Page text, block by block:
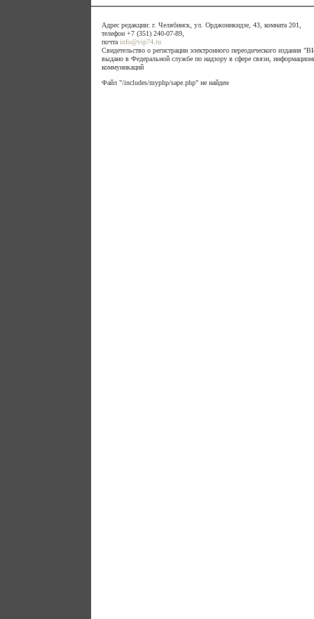
Адрес редакции: г. Челябинск, ул. Орджоникидзе, 43, комната 201,
телефон +7 (351) 240-07-89,
почта info@vip74.ru
Свидетельство о регистрации электронного переодического
выдано в Федеральной службе по надзору в сфере связи,
коммуникаций
Файл "/includes/myphp/sape.php" не найден